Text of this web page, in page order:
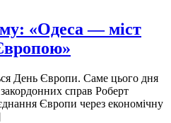
«Одеса — міст
День Європи. Саме цього дня
справ Роберт
Європи через економічну